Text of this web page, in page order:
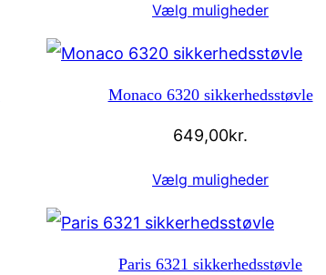
Vælg muligheder
Monaco 6320 sikkerhedsstøvle
649,00kr.
Vælg muligheder
Paris 6321 sikkerhedsstøvle